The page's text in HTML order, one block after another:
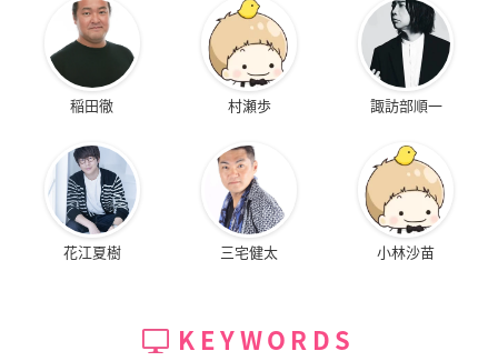
稲田徹 村瀬歩 諏訪部順一
花江夏樹 三宅健太 小林沙苗
KEYWORDS